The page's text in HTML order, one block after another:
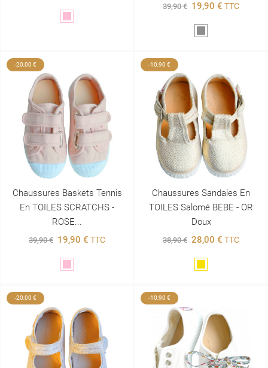
39,90 € 19,90 € TTC
-20,00 €
Chaussures Baskets Tennis
En TOILES SCRATCHS -
ROSE...
39,90 € 19,90 € TTC
-10,90 €
Chaussures Sandales En
TOILES Salomé BEBE - OR
Doux
38,90 € 28,00 € TTC
-20,00 € -10,90 €